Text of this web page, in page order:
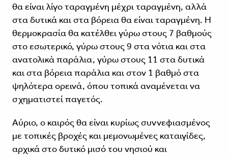
θα είναι λίγο ταραγμένη μέχρι ταραγμένη, αλλά
στα δυτικά και στα βόρεια θα είναι ταραγμένη. Η
θερμοκρασία θα κατέλθει γύρω στους 7 βαθμούς
στο εσωτερικό, γύρω στους 9 στα νότια και στα
ανατολικά παράλια, γύρω στους 11 στα δυτικά
και στα βόρεια παράλια και στον 1 βαθμό στα
ψηλότερα ορεινά, όπου τοπικά αναμένεται να
σχηματιστεί παγετός.
Αύριο, ο καιρός θα είναι κυρίως συννεφιασμένος
με τοπικές βροχές και μεμονωμένες καταιγίδες,
αρχικά στο δυτικό μισό του νησιού και